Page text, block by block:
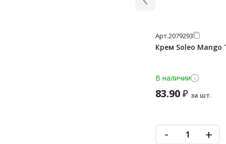
Арт.2079293
Крем Soleo Mango
В наличии
83.90₽ за шт.
- +